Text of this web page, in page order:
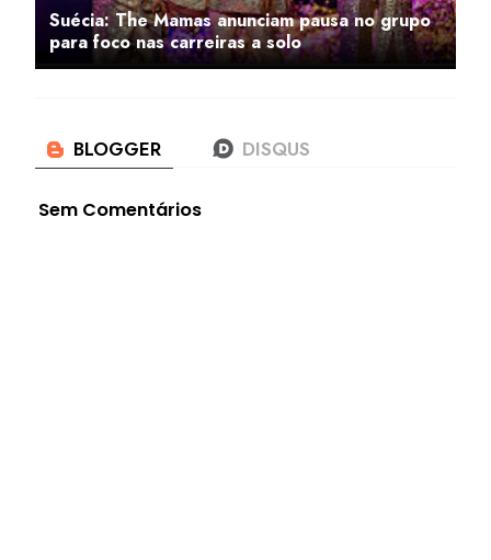
Suécia: The Mamas anunciam pausa no grupo
para foco nas carreiras a solo
Sem Comentários